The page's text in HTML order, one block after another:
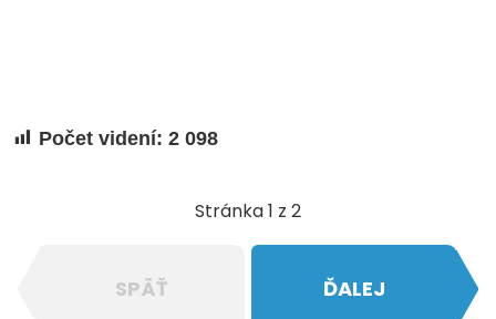
Počet videní: 2 098
Stránka 1 z 2
SPÄŤ ĎALEJ